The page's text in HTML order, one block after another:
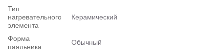
Тип
нагревательного
элемента
Керамический
Форма
паяльника
Обычный